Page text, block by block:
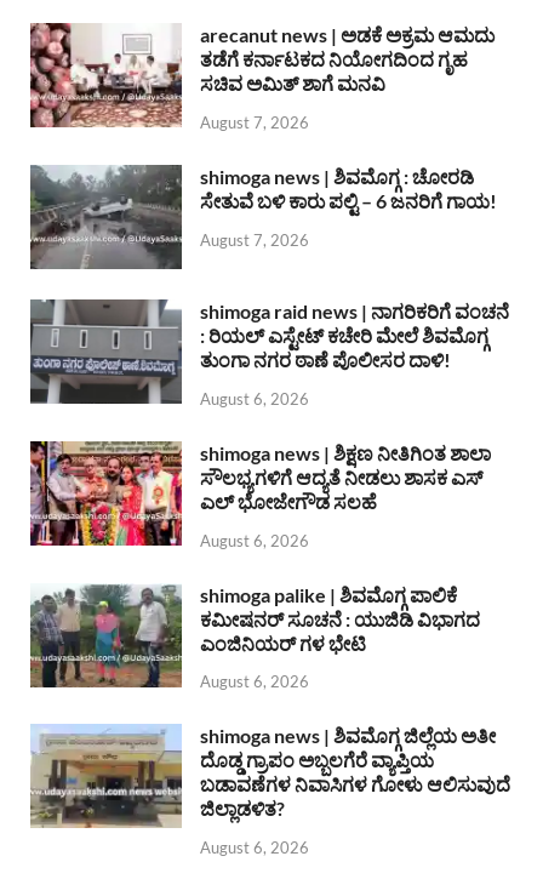
arecanut news | ಅಡಕೆ ಅಕ್ರಮ ಆಮದು
ತಡೆಗೆ ಕರ್ನಾಟಕದ ನಿಯೋಗದಿಂದ ಗೃಹ
ಸಚಿವ ಅಮಿತ್ ಶಾಗೆ ಮನವಿ
August 7, 2026
shimoga news | ಶಿವಮೊಗ್ಗ : ಚೋರಡಿ
ಸೇತುವೆ ಬಳಿ ಕಾರು ಪಲ್ಟಿ – 6 ಜನರಿಗೆ ಗಾಯ!
August 7, 2026
shimoga raid news | ನಾಗರಿಕರಿಗೆ ವಂಚನೆ
: ರಿಯಲ್ ಎಸ್ಟೇಟ್ ಕಚೇರಿ ಮೇಲೆ ಶಿವಮೊಗ್ಗ
ತುಂಗಾ ನಗರ ಠಾಣೆ ಪೊಲೀಸರ ದಾಳಿ!
August 6, 2026
shimoga news | ಶಿಕ್ಷಣ ನೀತಿಗಿಂತ ಶಾಲಾ
ಸೌಲಭ್ಯಗಳಿಗೆ ಆದ್ಯತೆ ನೀಡಲು ಶಾಸಕ ಎಸ್
ಎಲ್ ಭೋಜೇಗೌಡ ಸಲಹೆ
August 6, 2026
shimoga palike | ಶಿವಮೊಗ್ಗ ಪಾಲಿಕೆ
ಕಮೀಷನರ್ ಸೂಚನೆ : ಯುಜಿಡಿ ವಿಭಾಗದ
ಎಂಜಿನಿಯರ್ ಗಳ ಭೇಟಿ
August 6, 2026
shimoga news | ಶಿವಮೊಗ್ಗ ಜಿಲ್ಲೆಯ ಅತೀ
ದೊಡ್ಡ ಗ್ರಾಪಂ ಅಬ್ಬಲಗೆರೆ ವ್ಯಾಪ್ತಿಯ
ಬಡಾವಣೆಗಳ ನಿವಾಸಿಗಳ ಗೋಳು ಆಲಿಸುವುದೆ
ಜಿಲ್ಲಾಡಳಿತ?
August 6, 2026